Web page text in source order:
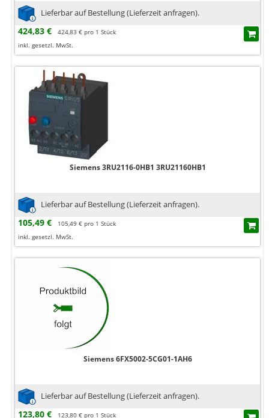
Lieferbar auf Bestellung (Lieferzeit anfragen).
424,83 €
424,83 € pro 1 Stück
inkl. gesetzl. MwSt.
Siemens 3RU2116-0HB1 3RU21160HB1
Lieferbar auf Bestellung (Lieferzeit anfragen).
105,49 €
105,49 € pro 1 Stück
inkl. gesetzl. MwSt.
Siemens 6FX5002-5CG01-1AH6
Lieferbar auf Bestellung (Lieferzeit anfragen).
123,80 €
123,80 € pro 1 Stück